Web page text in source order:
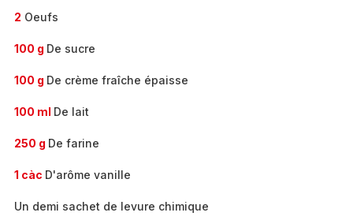
2 Oeufs
100 g De sucre
100 g De crème fraîche épaisse
100 ml De lait
250 g De farine
1 càc D'arôme vanille
Un demi sachet de levure chimique